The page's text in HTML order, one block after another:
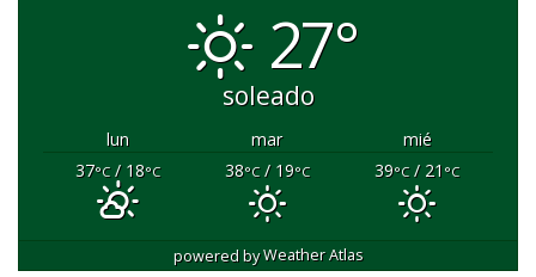
27°
soleado
lun mar
mié
37°C/ 18°C 38°C/ 19°C 39°C/ 21 °C
powered byWeather Atlas